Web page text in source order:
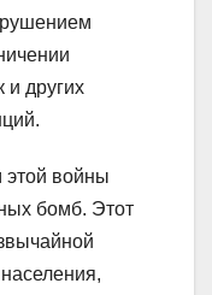
других
этой войны
бомб. Этот